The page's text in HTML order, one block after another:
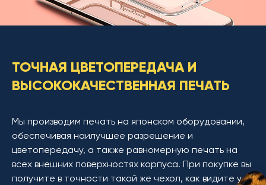
ТОЧНАЯ ЦВЕТОПЕРЕДАЧА И
ВЫСОКОКАЧЕСТВЕННАЯ ПЕЧАТЬ
Мы производим печать на японском оборудовании,
обеспечивая наилучшее разрешение и
цветопередачу, а также равномерную печать на
всех внешних поверхностях корпуса. При покупке вы
получите в точности такой же чехол, как видите у